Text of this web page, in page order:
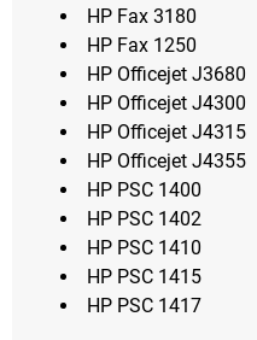
HP Fax 3180
HP Fax 1250
HP Officejet J3680
HP Officejet J4300
HP Officejet J4315
HP Officejet J4355
HP PSC 1400
HP PSC 1402
HP PSC 1410
HP PSC 1415
HP PSC 1417